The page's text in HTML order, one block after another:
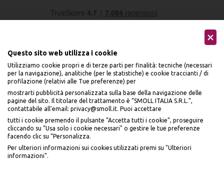
Accettiamo
Seguici sui social
Questo sito web utilizza i cookie
Utilizziamo cookie propri e di terze parti per finalità: tecniche (necessari
per la navigazione), analitiche (per le statistiche) e cookie traccianti / di
profilazione (relativi alle Tue preferenze) per
mostrarti pubblicità personalizzata sulla base della navigazione delle
pagine del sito. Il titolare del trattamento è “SMOLL ITALIA S.R.L.”,
contattabile all'email: privacy@smoll.it. Puoi accettare
tutti i cookie premendo il pulsante “Accetta tutti i cookie”, proseguire
cliccando su “Usa solo i cookie necessari" o gestire le tue preferenze
facendo clic su “Personalizza.
Per ulteriori informazioni sui cookies utilizzati premi su "Ulteriori
informazioni".
BENVENUTO DA
PIÙME